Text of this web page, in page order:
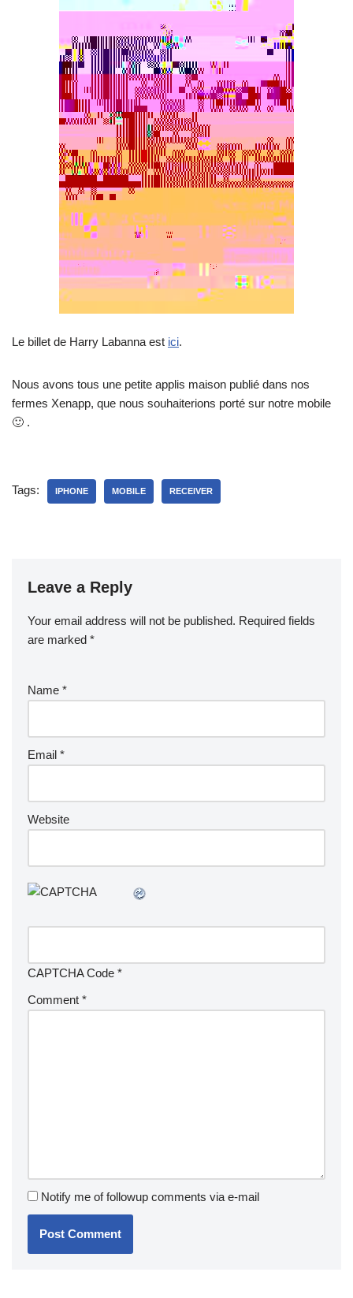
Le billet de Harry Labanna est ici.
Nous avons tous une petite applis maison publié dans nos
fermes Xenapp, que nous souhaiterions porté sur notre mobile
🙂 .
Tags: IPHONE MOBILE RECEIVER
Leave a Reply
Your email address will not be published. Required fields
are marked *
Name *
Email *
Website
CAPTCHA Code *
Comment *
Notify me of followup comments via e-mail